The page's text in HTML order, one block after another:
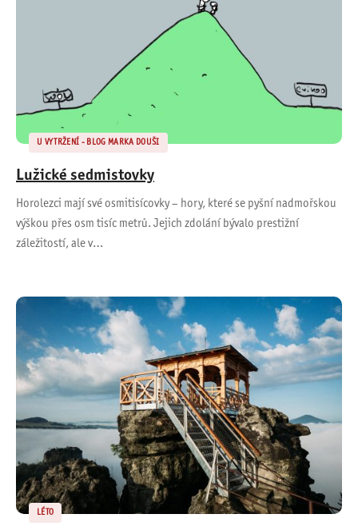
U VYTRŽENÍ - BLOG MARKA DOUŠI
Lužické sedmistovky
Horolezci mají své osmitisícovky – hory, které se pyšní nadmořskou
výškou přes osm tisíc metrů. Jejich zdolání bývalo prestižní
záležitostí, ale v…
LÉTO